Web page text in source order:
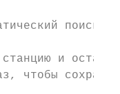
поиск
и
чтобы